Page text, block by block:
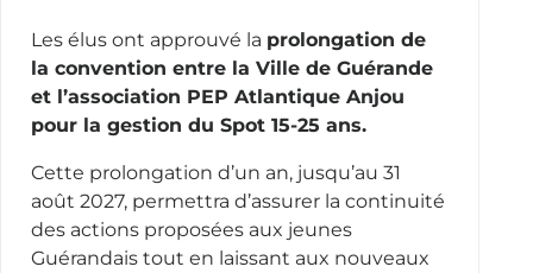
Les élus ont approuvé la prolongation de
la convention entre la Ville de Guérande
et l’association PEP Atlantique Anjou
pour la gestion du Spot 15-25 ans.
Cette prolongation d’un an, jusqu’au 31
août 2027, permettra d’assurer la continuité
des actions proposées aux jeunes
Guérandais tout en laissant aux nouveaux